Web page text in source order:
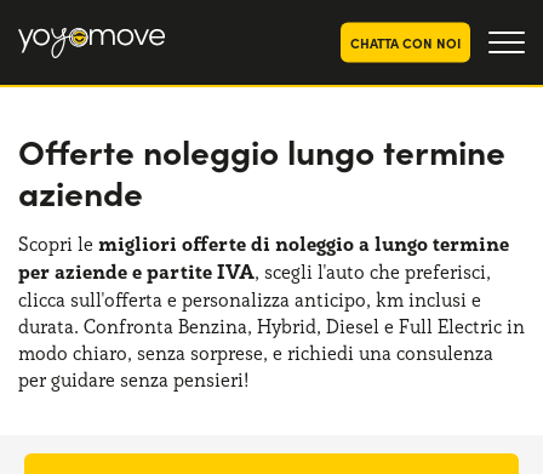
CHATTA CON NOI
OFFERTE NOLEGGIO
LUNGO TERMINE
Privati
Aziende e P.IVA
OFFERTE NOLEGGIO
CHI SIAMO
La nostra storia
Lavora con noi
COME FUNZIONA
PERCHÉ CONVIENE
Offerte noleggio lungo termine
aziende
Scopri le migliori offerte di noleggio a lungo termine
per aziende e partite IVA, scegli l'auto che preferisci,
clicca sull'offerta e personalizza anticipo, km inclusi e
durata. Confronta Benzina, Hybrid, Diesel e Full Electric in
modo chiaro, senza sorprese, e richiedi una consulenza
per guidare senza pensieri!